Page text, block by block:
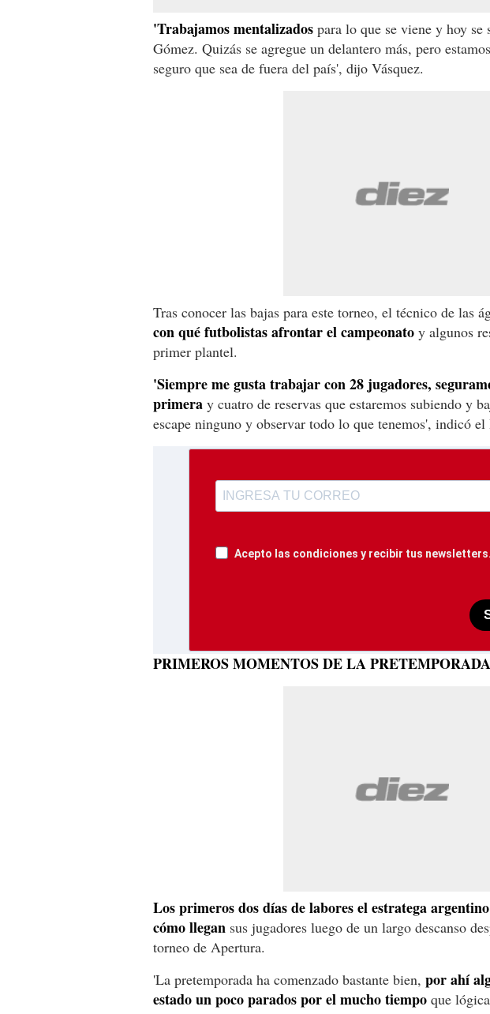
'Trabajamos mentalizados para lo que se viene y hoy
Gómez. Quizás se agregue un delantero más, pero
seguro que sea de fuera del país', dijo Vásquez.
Tras conocer las bajas para este torneo, el técnico de las
con qué futbolistas afrontar el campeonato y algunos
primer plantel.
'Siempre me gusta trabajar con 28 jugadores,
primera y cuatro de reservas que estaremos subiendo y
escape ninguno y observar todo lo que tenemos', indicó el
Acepto las condiciones y recibir tus newsletters.
PRIMEROS MOMENTOS DE LA PRETEMPORADA
Los primeros dos días de labores el estratega
cómo llegan sus jugadores luego de un largo descanso
torneo de Apertura.
'La pretemporada ha comenzado bastante bien, por ahí
estado un poco parados por el mucho tiempo que